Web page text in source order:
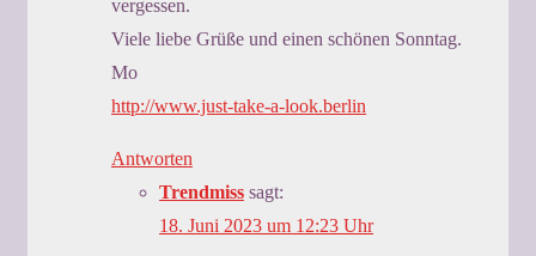
vergessen.
Viele liebe Grüße und einen schönen Sonntag.
Mo
http://www.just-take-a-look.berlin
Antworten
Trendmiss sagt:
18. Juni 2023 um 12:23 Uhr